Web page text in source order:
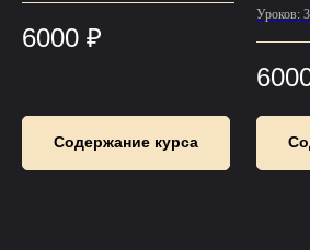
6000 ₽
Содержание курса
Уроков: